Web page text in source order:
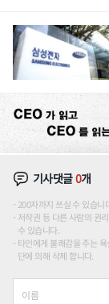
기사댓글0개
200자까지 쓰실 수 있습
저작권 등 다른 사람의 권
수 있습니다.
타인에게 불쾌감을 주는
단에 의해 삭제 합니다.